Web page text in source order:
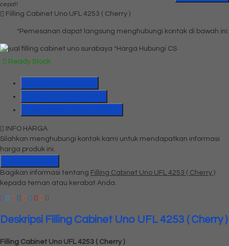
cepat!
Filling Cabinet Uno UFL 4253 ( Cherry )
*Pemesanan dapat langsung menghubungi kontak di bawah ini:
*Harga Hubungi CS
Ready Stock
INFO HARGA
Silahkan menghubungi kontak kami untuk mendapatkan informasi
harga produk ini.
Bagikan informasi tentang Filling Cabinet Uno UFL 4253 ( Cherry )
kepada teman atau kerabat Anda.
Deskripsi Filling Cabinet Uno UFL 4253 ( Cherry )
Filling Cabinet Uno UFL 4253 ( Cherry )